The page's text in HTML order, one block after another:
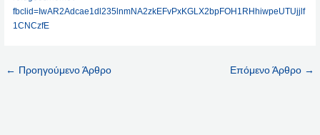
fbclid=IwAR2Adcae1dl235lnmNA2zkEFvPxKGLX2bpFOH1RHhiwpeUTUjjlf
1CNCzfE
← Προηγούμενο Άρθρο Επόμενο Άρθρο →